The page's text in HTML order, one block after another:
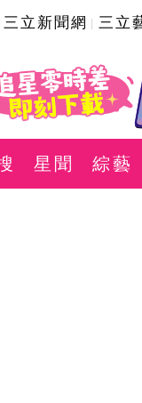
三立新聞網 三立
星聞 綜藝